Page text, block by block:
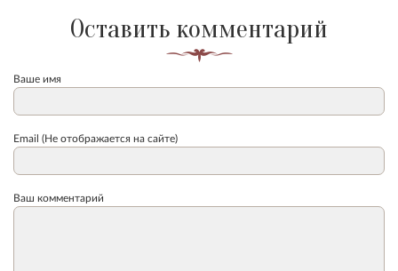
Оставить комментарий
Ваше имя
Email (Не отображается на сайте)
Ваш комментарий